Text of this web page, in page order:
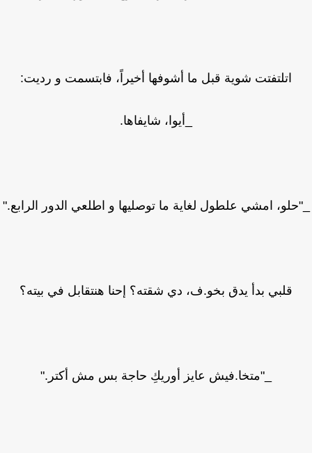
اتلتفتت شوية قبل ما أشوفها أخيراً، فابتسمت و رديت:
_أيوا، شايفاها.
امشي علطول لغاية ما توصليها و اطلعي الدور الرابع."
قلبي بدأ يدق بخو.ف، دي شقته؟ إحنا هنتقابل في بيته؟
_"متخا.فيش عايز أوريكِ حاجة بس مش أكتر."